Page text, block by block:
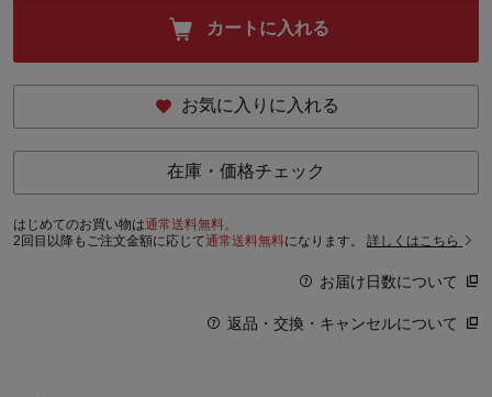
カートに入れる
お気に入りに入れる
在庫・価格チェック
はじめてのお買い物は通常送料無料。
2回目以降もご注文金額に応じて通常送料無料になります。 詳しくはこちら
お届け日数について
返品・交換・キャンセルについて